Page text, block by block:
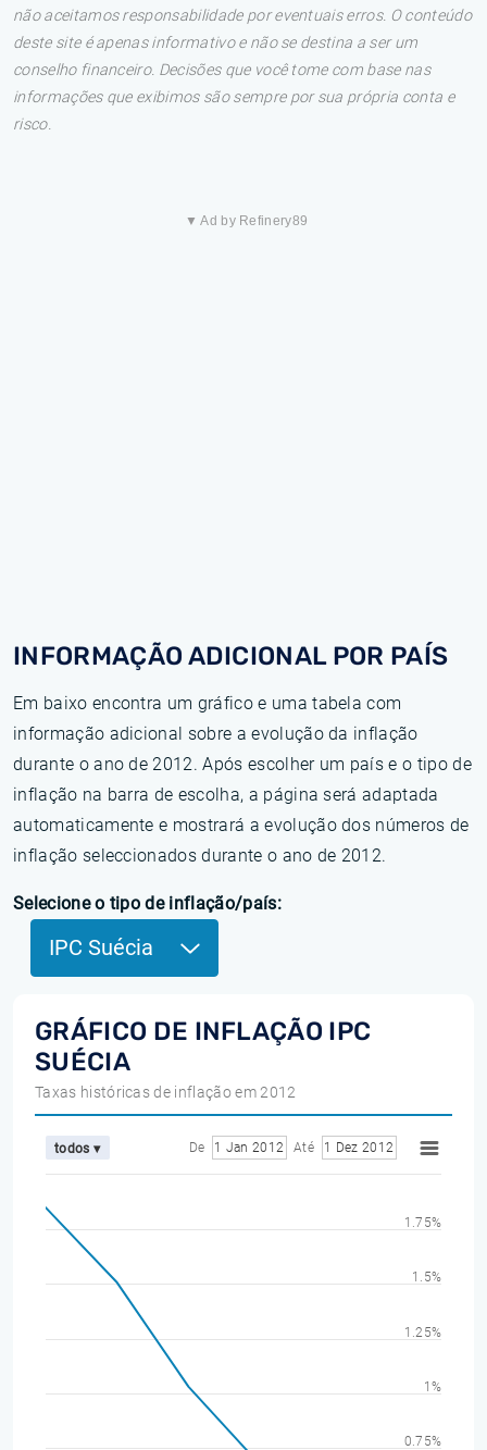
não aceitamos responsabilidade por eventuais erros. O conteúdo
deste site é apenas informativo e não se destina a ser um
conselho financeiro. Decisões que você tome com base nas
informações que exibimos são sempre por sua própria conta e
risco.
▼ Ad by Refinery89
INFORMAÇÃO ADICIONAL POR PAÍS
Em baixo encontra um gráfico e uma tabela com
informação adicional sobre a evolução da inflação
durante o ano de 2012. Após escolher um país e o tipo de
inflação na barra de escolha, a página será adaptada
automaticamente e mostrará a evolução dos números de
inflação seleccionados durante o ano de 2012.
Selecione o tipo de inflação/país:
IPC Suécia
GRÁFICO DE INFLAÇÃO IPC
SUÉCIA
Taxas históricas de inflação em 2012
todos ▾ De 1 Jan 2012 Até 1 Dez 2012
0.75%
1%
1.25%
1.5%
1.75%